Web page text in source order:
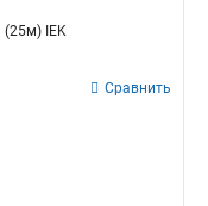
IEK
Сравнить